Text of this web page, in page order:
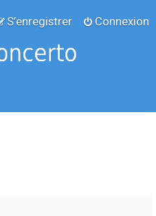
Connexion
S’enregistrer